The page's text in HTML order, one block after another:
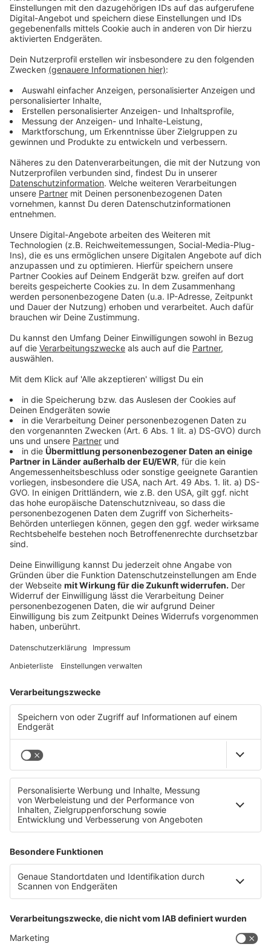
Krise bei KTM &#8211; 300 Mitarbeiter verlieren Job!
Die Top 3 Halloween- Filme für die ganze Familie